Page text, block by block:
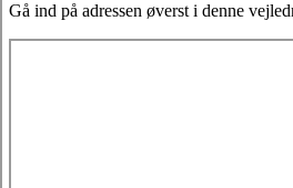
Gå ind på adressen øverst i denne